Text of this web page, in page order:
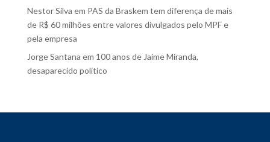
Nestor Silva em PAS da Braskem tem diferença de mais
de R$ 60 milhões entre valores divulgados pelo MPF e
pela empresa
Jorge Santana em 100 anos de Jaime Miranda,
desaparecido político